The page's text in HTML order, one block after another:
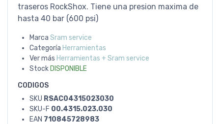
traseros RockShox. Tiene una presion maxima de
hasta 40 bar (600 psi)
Marca Sram service
Categoría Herramientas
Ver más Herramientas + Sram service
Stock DISPONIBLE
CODIGOS
SKU RSAC04315023030
SKU-F 00.4315.023.030
EAN 710845728983